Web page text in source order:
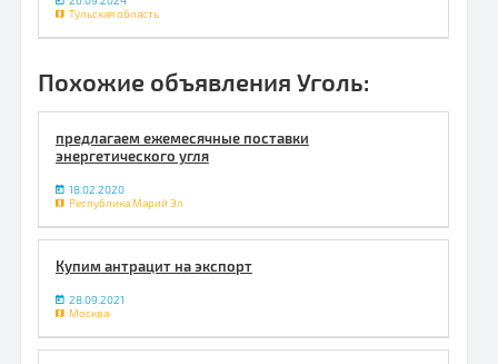
Тульская область
Похожие объявления Уголь:
предлагаем ежемесячные поставки
энергетического угля
18.02.2020
Республика Марий Эл
Купим антрацит на экспорт
28.09.2021
Москва